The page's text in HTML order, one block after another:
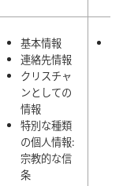
基本情報
連絡先情報
クリスチャ
ンとしての
情報
特別な種類
の個人情報:
宗教的な信
条